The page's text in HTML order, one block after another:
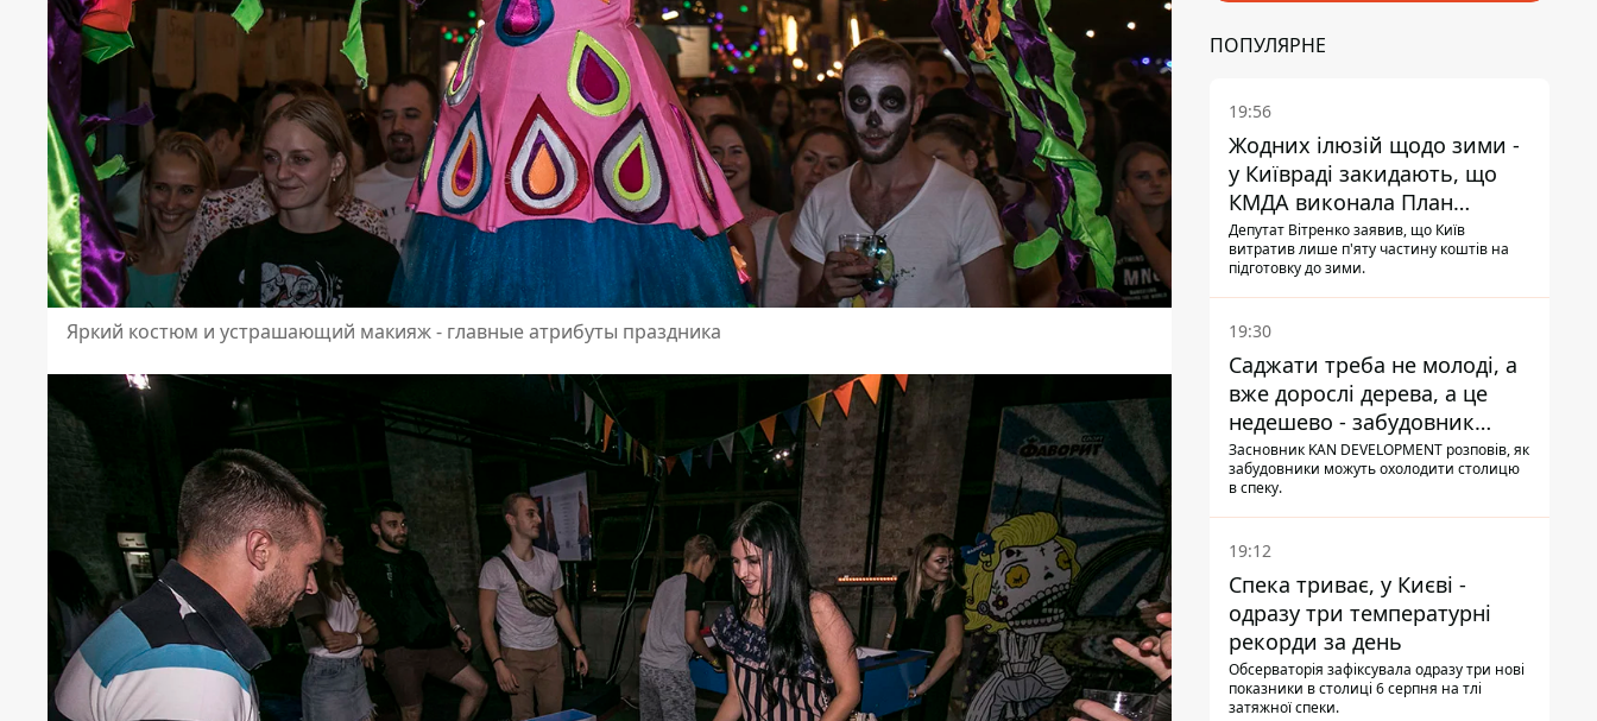
Яркий костюм и устрашающий макияж - главные атрибуты праздника
ПОПУЛЯРНЕ
19:56
Жодних ілюзій щодо зими -
у Київраді закидають, що
КМДА виконала План
стійкості на 20%
Депутат Вітренко заявив, що Київ
витратив лише п'яту частину коштів на
підготовку до зими.
19:30
Саджати треба не молоді, а
вже дорослі дерева, а це
недешево - забудовник
Ніконов
Засновник KAN DEVELOPMENT розповів, як
забудовники можуть охолодити столицю
в спеку.
19:12
Спека триває, у Києві -
одразу три температурні
рекорди за день
Обсерваторія зафіксувала одразу три нові
показники в столиці 6 серпня на тлі
затяжної спеки.